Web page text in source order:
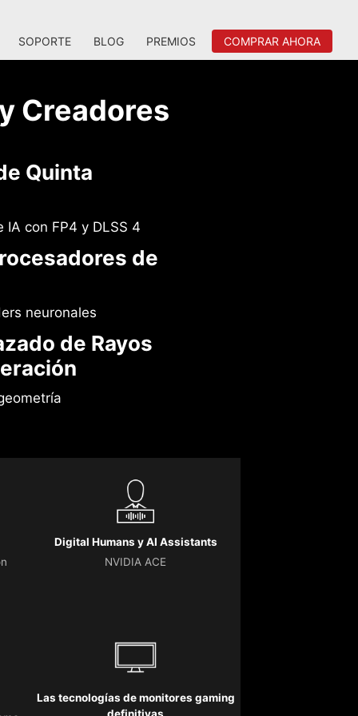
SOPORTE BLOG PREMIOS COMPRAR AHORA
Creadores
Quinta
con FP4 y DLSS 4
de
neuronales
de Rayos
Digital Humans y AI Assistants
NVIDIA ACE
Las tecnologías de monitores gaming